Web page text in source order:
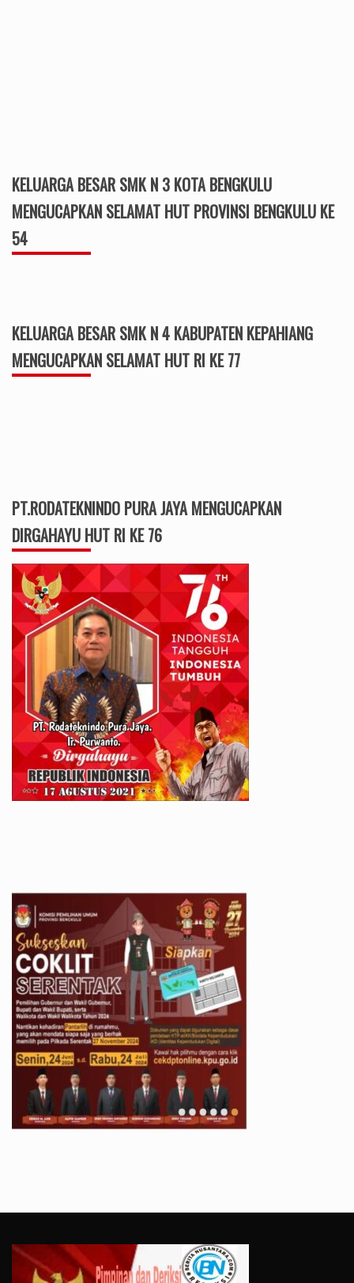
KELUARGA BESAR SMK N 3 KOTA BENGKULU
MENGUCAPKAN SELAMAT HUT PROVINSI BENGKULU KE
54
KELUARGA BESAR SMK N 4 KABUPATEN KEPAHIANG
MENGUCAPKAN SELAMAT HUT RI KE 77
PT.RODATEKNINDO PURA JAYA MENGUCAPKAN
DIRGAHAYU HUT RI KE 76